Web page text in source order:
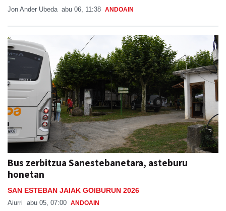
Jon Ander Ubeda abu 06, 11:38 ANDOAIN
Bus zerbitzua Sanestebanetara, asteburu
honetan
SAN ESTEBAN JAIAK GOIBURUN 2026
Aiurri abu 05, 07:00 ANDOAIN